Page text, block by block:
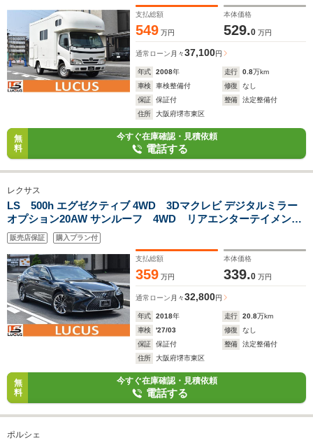
支払総額
549 万円
本体価格
529.0 万円
通常ローン 月々37,100円
年式 2008年 走行 0.8万km
車検
車検整備付 修復
なし
保証
保証付 整備
法定整備付
住所
大阪府堺市東区
無
料
今すぐ在庫確認・見積依頼
電話する
レクサス
LS 500h エグゼクティブ 4WD 3Dマクレビ デジタルミラー
オプション20AW サンルーフ 4WD リアエンターテイメン
ト ワンオーナー 点検記録簿
販売店保証 購入プラン付
支払総額
359 万円
本体価格
339.0 万円
通常ローン 月々32,800円
年式 2018年 走行 20.8万km
車検
'27/03 修復
なし
保証
保証付 整備
法定整備付
住所
大阪府堺市東区
無
料
今すぐ在庫確認・見積依頼
電話する
ポルシェ